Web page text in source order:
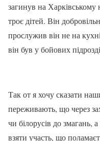
загинув на
троє дітей. Він
прослужив він не на
він був у бойових
Так от я хочу сказати
переживають, що через
чи білорусів до змагань,
взяти участь, що